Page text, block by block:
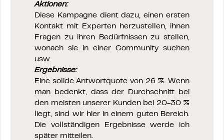
Aktionen:
Diese Kampagne dient dazu, einen ersten
Kontakt mit Experten herzustellen, ihnen
Fragen zu ihren Bedürfnissen zu stellen,
wonach sie in einer Community suchen
usw.
Ergebnisse:
Eine solide Antwortquote von 26 %. Wenn
man bedenkt, dass der Durchschnitt bei
den meisten unserer Kunden bei 20-30 %
liegt, sind wir hier in einem guten Bereich.
Die vollständigen Ergebnisse werde ich
später mitteilen.